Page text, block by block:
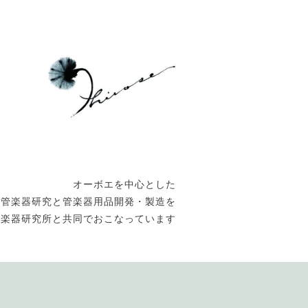
オーボエを中心とした
管楽器研究と管楽器用品開発・製造を
器研究所と共同でおこなっています